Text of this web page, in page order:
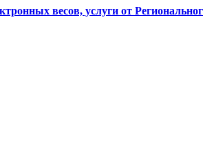
весов, услуги от